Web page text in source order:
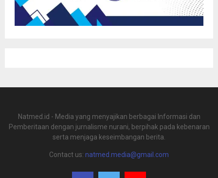
Natmed.id - Media yang menyajikan berbagai Informasi dan
Pemberitaan dengan jurnalisme nurani, berpihak pada kebenaran
serta menjaga keseimbangan berita.
Contact us: natmed.media@gmail.com